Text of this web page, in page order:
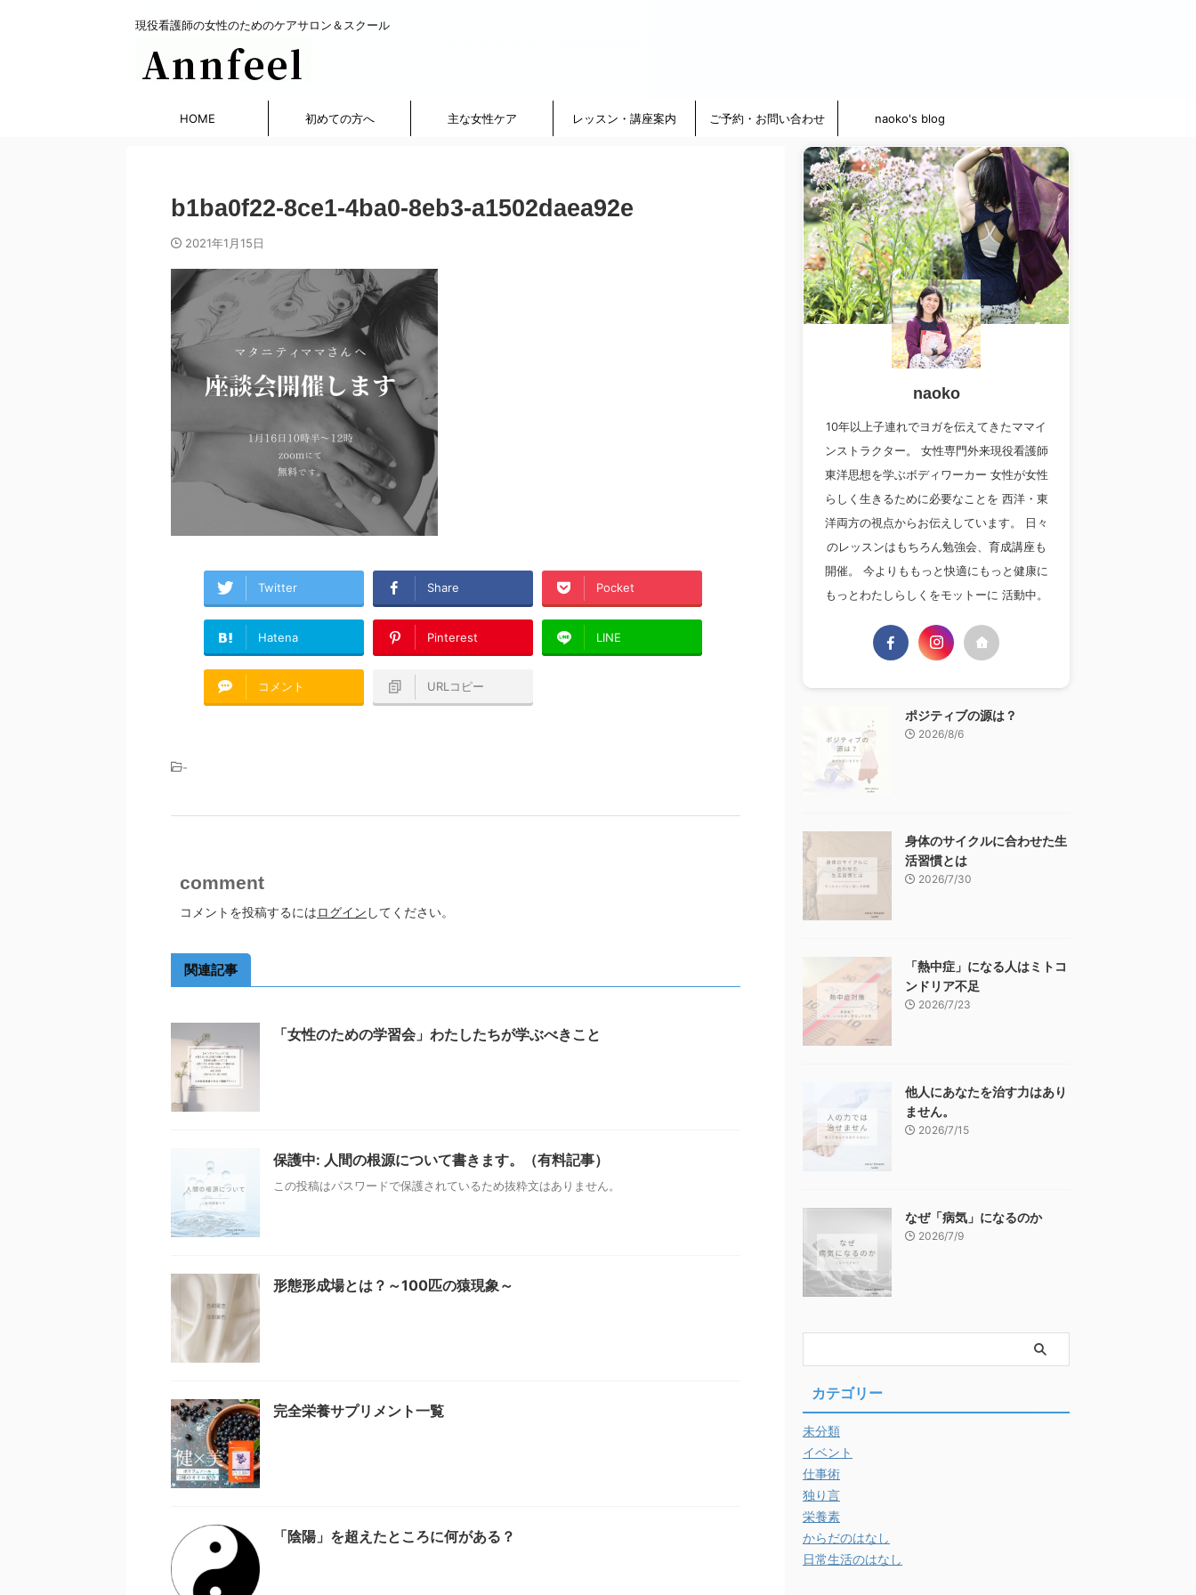
現役看護師の女性のためのケアサロン＆スクール
HOME 初めての方へ 主な女性ケア レッスン・講座案内 ご予約・お問い合わせ naoko's blog
b1ba0f22-8ce1-4ba0-8eb3-a1502daea92e
2021年1月15日
Twitter Share Pocket
Hatena Pinterest LINE
コメント URLコピー
-
comment
コメントを投稿するにはログイン してください。
関連記事
「女性のための学習会」わたしたちが学ぶべきこと
保護中: 人間の根源について書きます。（有料記事）
この投稿はパスワードで保護されているため抜粋文はありません。
形態形成場とは？～100匹の猿現象～
完全栄養サプリメント一覧
「陰陽」を超えたところに何がある？
naoko
10年以上子連れでヨガを伝えてきたママイ
ンストラクター。 女性専門外来現役看護師
東洋思想を学ぶボディワーカー 女性が女性
らしく生きるために必要なことを 西洋・東
洋両方の視点からお伝えしています。 日々
のレッスンはもちろん勉強会、育成講座も
開催。 今よりももっと快適にもっと健康に
もっとわたしらしくをモットーに 活動中。
ポジティブの源は？
2026/8/6
身体のサイクルに合わせた生
活習慣とは
2026/7/30
「熱中症」になる人はミトコ
ンドリア不足
2026/7/23
他人にあなたを治す力はあり
ません。
2026/7/15
なぜ「病気」になるのか
2026/7/9
カテゴリー
未分類
イベント
仕事術
独り言
栄養素
からだのはなし
日常生活のはなし